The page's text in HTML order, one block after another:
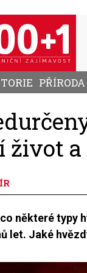
PŘÍRODA
život
některé typy
let. Jaké